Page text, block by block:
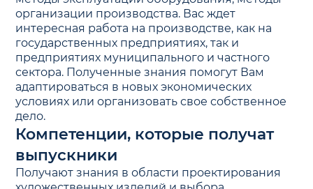
организации производства. Вас ждет
интересная работа на производстве, как на
государственных предприятиях, так и
предприятиях муниципального и частного
сектора. Полученные знания помогут Вам
адаптироваться в новых экономических
условиях или организовать свое собственное
дело.
Компетенции, которые получат
выпускники
Получают знания в области проектирования